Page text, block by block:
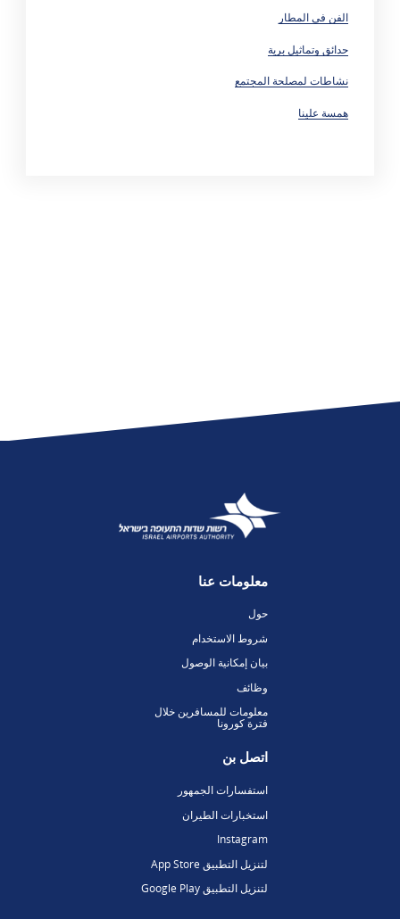
الفن في المطار
حدائق وتماثيل برية
نشاطات لمصلحة المجتمع
همسة علينا
معلومات عنا
حول
شروط الاستخدام
بيان إمكانية الوصول
وظائف
معلومات للمسافرين خلال
فترة كورونا
اتصل بن
استفسارات الجمهور
استخبارات الطيران
Instagram
لتنزيل التطبيق App Store
لتنزيل التطبيق Google Play